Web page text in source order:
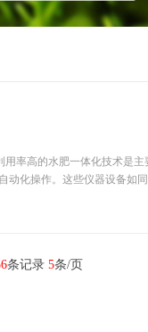
用率高的水肥一体化技术是
化操作。这些仪器设备如同
条记录 5条/页